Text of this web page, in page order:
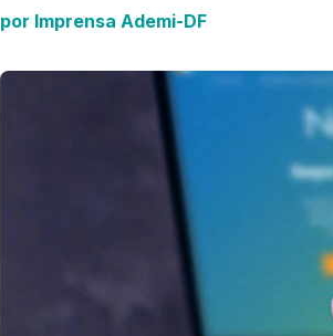
por Imprensa Ademi-DF